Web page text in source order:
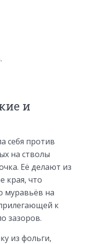
и
себя против
на стволы
Её делают из
края, что
муравьёв на
к
зазоров.
из фольги,